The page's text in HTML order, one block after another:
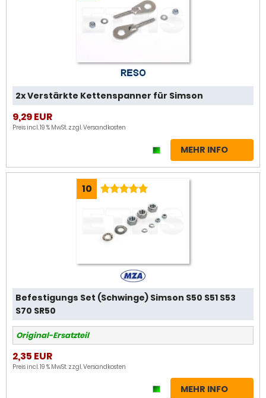
2x Verstärkte Kettenspanner für Simson
9,29 EUR
Preis incl. 19 % MwSt. zzgl.Versandkosten
MEHR INFO
10
Befestigungs Set (Schwinge) Simson S50 S51 S53
S70 SR50
Original-Ersatzteil
2,35 EUR
Preis incl. 19 % MwSt. zzgl.Versandkosten
MEHR INFO